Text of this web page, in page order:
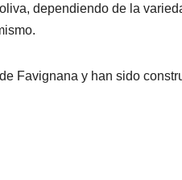
dependiendo de la
Favignana y han sido